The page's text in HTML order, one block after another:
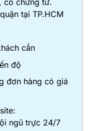
tại TP.HCM
cần
độ
đơn hàng có giá
ngũ trực 24/7